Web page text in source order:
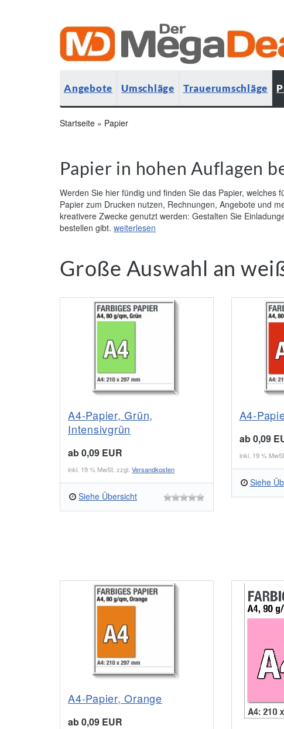
Angebote Umschläge Trauerumschläge
Startseite » Papier
Papier in hohen Auflagen
Werden Sie hier fündig und finden Sie das Papier,
Papier zum Drucken nutzen, Rechnungen, Angebote und
kreativere Zwecke genutzt werden: Gestalten Sie
bestellen gibt. weiterlesen
Große Auswahl an
A4-Papier, Grün,
Intensivgrün
ab 0,09 EUR
inkl. 19 % MwSt. zzgl. Versandkosten
Siehe Übersicht
A4-
ab 0,09
inkl. 19 %
Siehe
A4-Papier, Orange
ab 0,09 EUR